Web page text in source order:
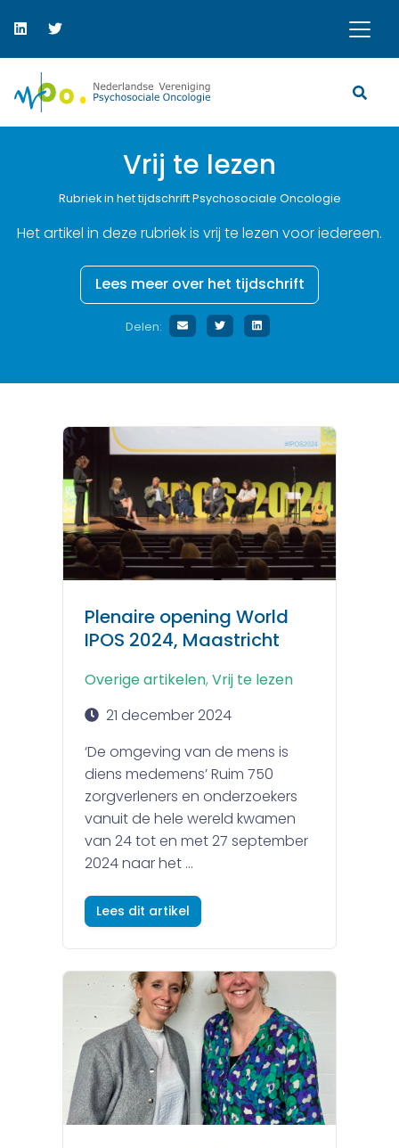
Vrij te lezen
Rubriek in het tijdschrift Psychosociale Oncologie
Het artikel in deze rubriek is vrij te lezen voor iedereen.
Lees meer over het tijdschrift
Delen:
Plenaire opening World
IPOS 2024, Maastricht
Overige artikelen, Vrij te lezen
21 december 2024
‘De omgeving van de mens is
diens medemens’ Ruim 750
zorgverleners en onderzoekers
vanuit de hele wereld kwamen
van 24 tot en met 27 september
2024 naar het ...
Lees dit artikel